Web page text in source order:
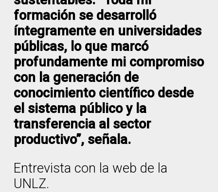
formación se desarrolló
íntegramente en universidades
públicas, lo que marcó
profundamente mi compromiso
con la generación de
conocimiento científico desde
el sistema público y la
transferencia al sector
productivo”, señala.
Entrevista con la web de la
UNLZ.